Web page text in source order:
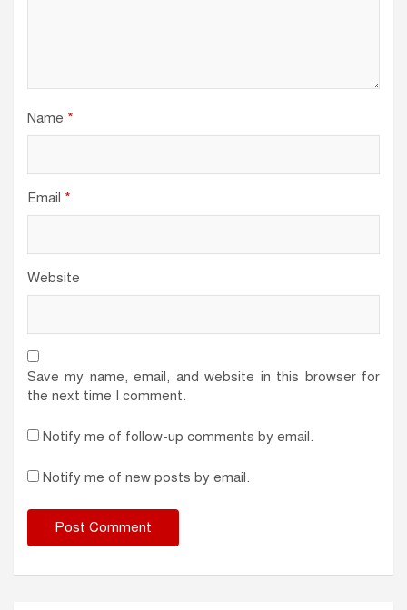
Name *
Email *
Website
Save my name, email, and website in this browser for
the next time I comment.
Notify me of follow-up comments by email.
Notify me of new posts by email.